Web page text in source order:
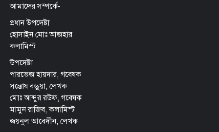
আমাদের সম্পর্কে-
প্রধান উপদেষ্টা
হোসাইন মোঃ আজহার
কলামিস্ট
উপদেষ্টা
পারভেজ হায়দার, গবেষক
সন্তোষ বড়ুয়া, লেখক
মোঃ আব্দুর রউফ, গবেষক
মামুন রাজিব, কলামিস্ট
জয়নুল আবেদীন, লেখক